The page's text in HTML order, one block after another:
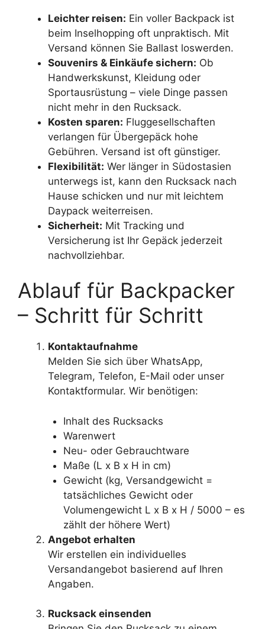
Leichter reisen: Ein voller Backpack ist
beim Inselhopping oft unpraktisch. Mit
Versand können Sie Ballast loswerden.
Souvenirs & Einkäufe sichern: Ob
Handwerkskunst, Kleidung oder
Sportausrüstung – viele Dinge passen
nicht mehr in den Rucksack.
Kosten sparen: Fluggesellschaften
verlangen für Übergepäck hohe
Gebühren. Versand ist oft günstiger.
Flexibilität: Wer länger in Südostasien
unterwegs ist, kann den Rucksack nach
Hause schicken und nur mit leichtem
Daypack weiterreisen.
Sicherheit: Mit Tracking und
Versicherung ist Ihr Gepäck jederzeit
nachvollziehbar.
Ablauf für Backpacker
– Schritt für Schritt
Kontaktaufnahme
Melden Sie sich über WhatsApp,
Telegram, Telefon, E-Mail oder unser
Kontaktformular. Wir benötigen:
Inhalt des Rucksacks
Warenwert
Neu- oder Gebrauchtware
Maße (L x B x H in cm)
Gewicht (kg, Versandgewicht =
tatsächliches Gewicht oder
Volumengewicht L x B x H / 5000 – es
zählt der höhere Wert)
Angebot erhalten
Wir erstellen ein individuelles
Versandangebot basierend auf Ihren
Angaben.
Rucksack einsenden